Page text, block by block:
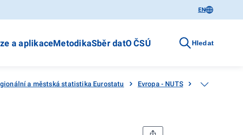
EN
a aplikaceMetodikaSběr datO ČSÚ Hledat
a městská statistika Eurostatu Evropa - NUTS Belgie - NUTS